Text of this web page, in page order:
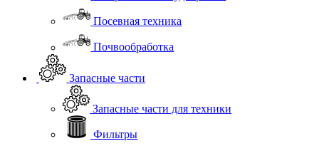
Посевная техника
Почвообработка
Запасные части
Запасные части для техники
Фильтры